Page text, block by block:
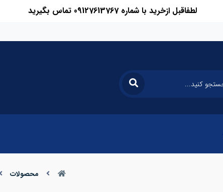
لطفاقبل ازخرید با شماره 09127613767 تماس بگیرید
محصولات